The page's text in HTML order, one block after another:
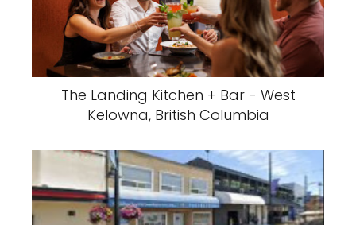
The Landing Kitchen + Bar - West
Kelowna, British Columbia